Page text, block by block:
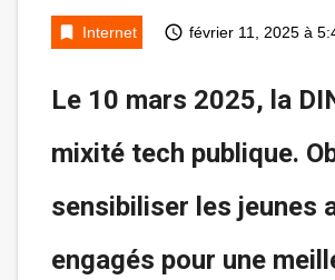
bookmark Internet access_time février 11, 2025 à
Le 10 mars 2025, la
mixité tech publique.
sensibiliser les jeunes
engagés pour une